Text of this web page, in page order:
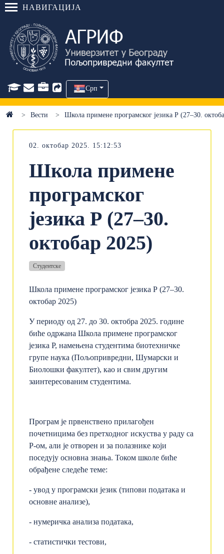
НАВИГАЦИЈА
Срп
Вести Школа примене програмског језика Р (27–30.
02. октобар 2025. 15:12:53
Школа примене
програмског
језика Р (27–30.
октобар 2025)
Студентске
Школа примене програмског језика Р (27–30.
октобар 2025)
У периоду од 27. до 30. октобра 2025. године
биће одржана Школа примене програмског
језика Р, намењена студентима биотехничке
групе наука (Пољопривредни, Шумарски и
Биолошки факултет), као и свим другим
заинтересованим студентима.
Програм је првенствено прилагођен
почетницима без претходног искуства у раду са
Р-ом, али је отворен и за полазнике који
поседују основна знања. Током школе биће
обрађене следеће теме:
- увод у програмски језик (типови података и
основне анализе),
- нумеричка анализа података,
- статистички тестови,